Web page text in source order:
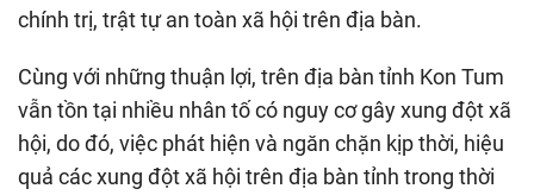
chính trị, trật tự an toàn xã hội trên địa bàn.
Cùng với những thuận lợi, trên địa bàn tỉnh Kon Tum
vẫn tồn tại nhiều nhân tố có nguy cơ gây xung đột xã
hội, do đó, việc phát hiện và ngăn chặn kịp thời, hiệu
quả các xung đột xã hội trên địa bàn tỉnh trong thời